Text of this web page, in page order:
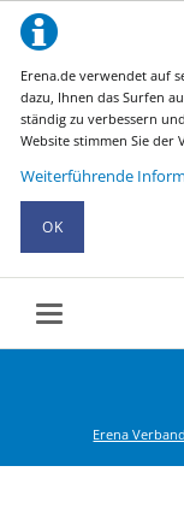
Erena.de verwendet auf
dazu, Ihnen das Surfen
ständig zu verbessern
Website stimmen Sie der
Weiterführende
OK
Erena